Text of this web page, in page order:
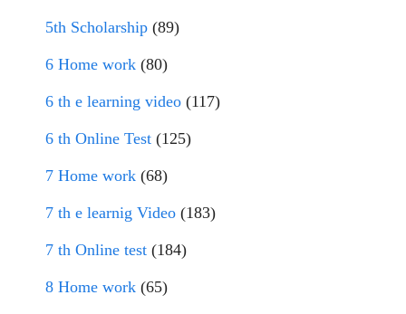
5th Scholarship (89)
6 Home work (80)
6 th e learning video (117)
6 th Online Test (125)
7 Home work (68)
7 th e learnig Video (183)
7 th Online test (184)
8 Home work (65)